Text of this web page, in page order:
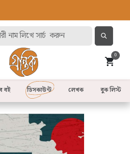
0
বই লেখক
ডিসকাউন্ট বুক লিস্ট